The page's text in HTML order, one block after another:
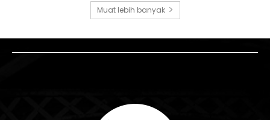
Muat lebih banyak